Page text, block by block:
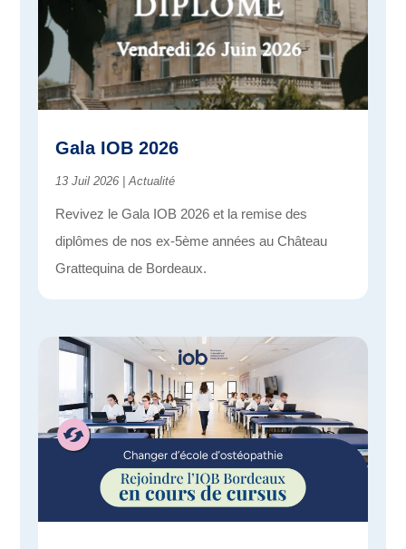
Gala IOB 2026
13 Juil 2026 |Actualité
Revivez le Gala IOB 2026 et la remise des
diplômes de nos ex-5ème années au Château
Grattequina de Bordeaux.